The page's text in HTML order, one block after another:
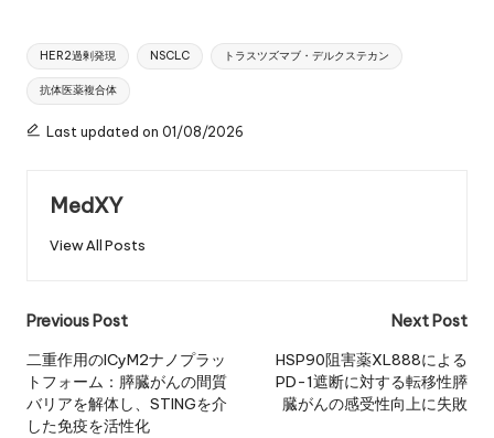
Tags:
HER2過剰発現 NSCLC トラスツズマブ・デルクステカン
抗体医薬複合体
Last updated on 01/08/2026
MedXY
View All Posts
Post
navigation
Previous Post
二重作用のICyM2ナノプラッ
トフォーム：膵臓がんの間質
バリアを解体し、STINGを介
した免疫を活性化
Next Post
HSP90阻害薬XL888による
PD-1遮断に対する転移性膵
臓がんの感受性向上に失敗